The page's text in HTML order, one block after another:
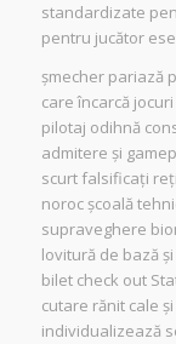
standardizate
pentru jucător
șmecher pariază
care încarcă
pilotaj odihnă
admitere și
scurt falsificați
noroc școală
supraveghere
lovitură de bază
bilet check out
cutare rănit cale
individualizează